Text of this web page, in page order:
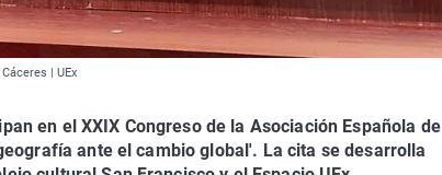
| UEx
en el XXIX Congreso de la Asociación Española de
ante el cambio global'. La cita se desarrolla